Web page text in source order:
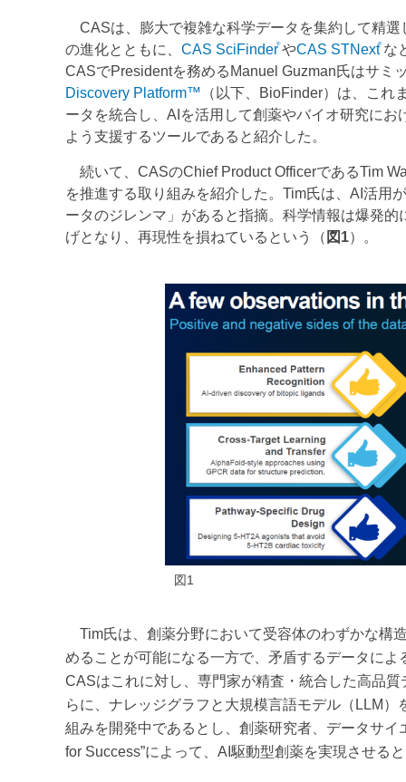
CASは、膨大で複雑な科学データを集約して精
の進化とともに、 CAS SciFinder® やCAS STNext® な
CASでPresidentを務めるManuel Guzman氏はサミ
Discovery Platform™ （以下、BioFinder）は、こ
ータを統合し、AIを活用して創薬やバイオ研究に
よう支援するツールであると紹介した。
続いて、CASのChief Product OfficerであるTim
を推進する取り組みを紹介した。Tim氏は、AI活用
ータのジレンマ」があると指摘。科学情報は爆発
げとなり、再現性を損ねているという（ 図1）。
図1
Tim氏は、創薬分野において受容体のわずかな構
めることが可能になる一方で、矛盾するデータに
CASはこれに対し、専門家が精査・統合した高品
らに、ナレッジグラフと大規模言語モデル（LLM
組みを開発中であるとし、創薬研究者、データサ
for Success”によって、AI駆動型創薬を実現させる